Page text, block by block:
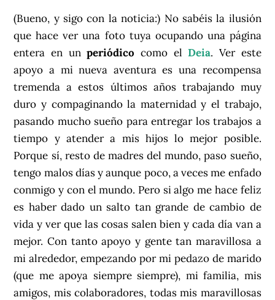
(Bueno, y sigo con la noticia:) No sabéis la ilusión
que hace ver una foto tuya ocupando una página
entera en unperiódico como elDeia. Ver este
apoyo a mi nueva aventura es una recompensa
tremenda a estos últimos años trabajando muy
duro y compaginando la maternidad y el trabajo,
pasando mucho sueño para entregar los trabajos a
tiempo y atender a mis hijos lo mejor posible.
Porque sí, resto de madres del mundo, paso sueño,
tengo malos días y aunque poco, a veces me enfado
conmigo y con el mundo. Pero si algo me hace feliz
es haber dado un salto tan grande de cambio de
vida y ver que las cosas salen bien y cada día van a
mejor. Con tanto apoyo y gente tan maravillosa a
mi alrededor, empezando por mi pedazo de marido
(que me apoya siempre siempre), mi familia, mis
amigos, mis colaboradores, todas mis maravillosas